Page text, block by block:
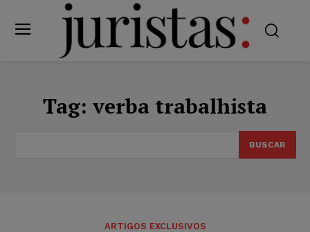
Tag: verba trabalhista
BUSCAR
ARTIGOS EXCLUSIVOS